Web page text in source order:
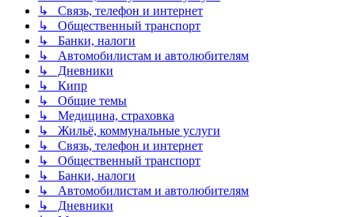
↳ Связь, телефон и интернет
↳ Общественный транспорт
↳ Банки, налоги
↳ Автомобилистам и автолюбителям
↳ Дневники
↳ Кипр
↳ Общие темы
↳ Медицина, страховка
↳ Жильё, коммунальные услуги
↳ Связь, телефон и интернет
↳ Общественный транспорт
↳ Банки, налоги
↳ Автомобилистам и автолюбителям
↳ Дневники